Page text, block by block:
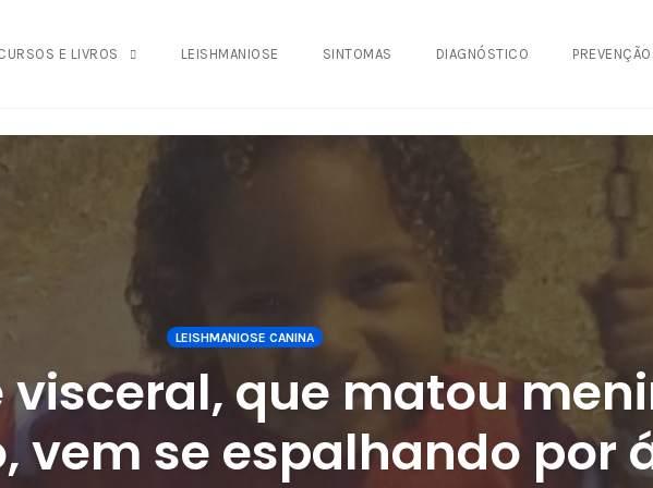
E LIVROS LEISHMANIOSE SINTOMAS DIAGNÓSTICO PREVENÇÃO
LEISHMANIOSE CANINA
visceral, que matou
vem se espalhando por